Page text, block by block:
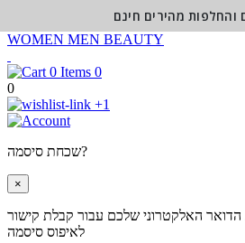
WOMEN MEN BEAUTY
0
0
+1
שכחת סיסמה?
×
הדואר האלקטרוני שלכם עבור קבלת קישור
לאיפוס סיסמה
והחלפות מהירים חינם